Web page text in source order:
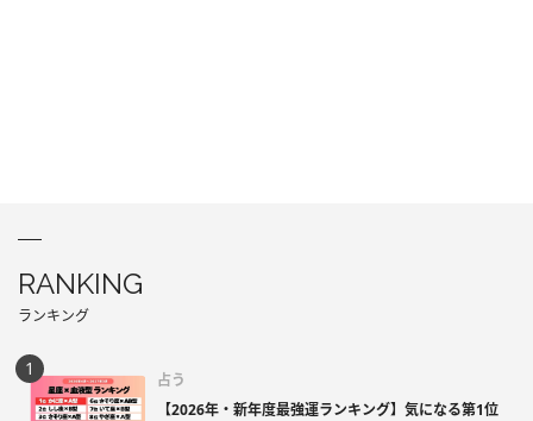
RANKING
ランキング
占う
【2026年・新年度最強運ランキング】気になる第1位